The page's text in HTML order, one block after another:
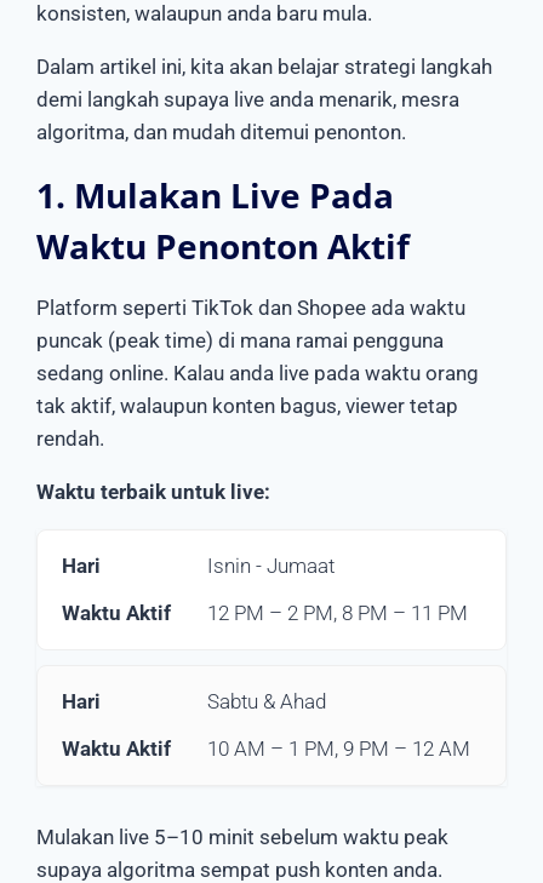
konsisten, walaupun anda baru mula.
Dalam artikel ini, kita akan belajar strategi langkah
demi langkah supaya live anda menarik, mesra
algoritma, dan mudah ditemui penonton.
1. Mulakan Live Pada
Waktu Penonton Aktif
Platform seperti TikTok dan Shopee ada waktu
puncak (peak time) di mana ramai pengguna
sedang online. Kalau anda live pada waktu orang
tak aktif, walaupun konten bagus, viewer tetap
rendah.
Waktu terbaik untuk live:
Isnin - Jumaat
12 PM – 2 PM, 8 PM – 11 PM
Sabtu & Ahad
10 AM – 1 PM, 9 PM – 12 AM
Mulakan live 5–10 minit sebelum waktu peak
supaya algoritma sempat push konten anda.